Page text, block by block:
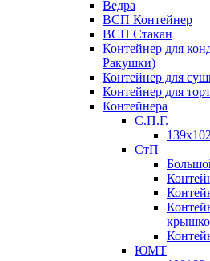
Ведра
ВСП Контейнер
ВСП Стакан
Контейнер для
Ракушки)
Контейнер для
Контейнер для
Контейнера
С.П.Г.
СтП
ЮМТ